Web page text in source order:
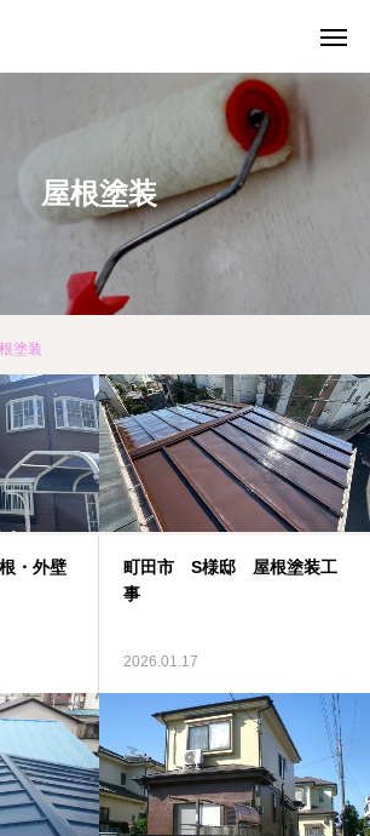
屋根塗装
塗装
・外壁
町田市 S様邸 屋根塗装工
事
2026.01.17
メール 問合せ